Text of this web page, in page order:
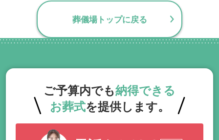
葬儀場トップに戻る
ご予算内でも納得できる
お葬式を提供します。